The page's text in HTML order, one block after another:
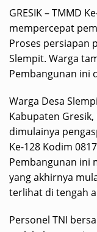
GRESIK – TMMD
mempercepat
Proses persiapan
Slempit. Warga
Pembangunan ini
Warga Desa
Kabupaten
dimulainya
Ke-128 Kodim
Pembangunan ini
yang akhirnya
terlihat di tengah
Personel TNI